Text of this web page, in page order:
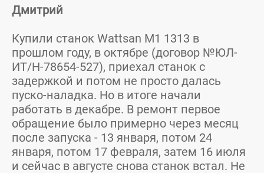
Дмитрий
Купили станок Wattsan M1 1313 в
прошлом году, в октябре (договор №ЮЛ-
ИТ/Н-78654-527), приехал станок с
задержкой и потом не просто далась
пуско-наладка. Но в итоге начали
работать в декабре. В ремонт первое
обращение было примерно через месяц
после запуска - 13 января, потом 24
января, потом 17 февраля, затем 16 июля
и сейчас в августе снова станок встал. Не